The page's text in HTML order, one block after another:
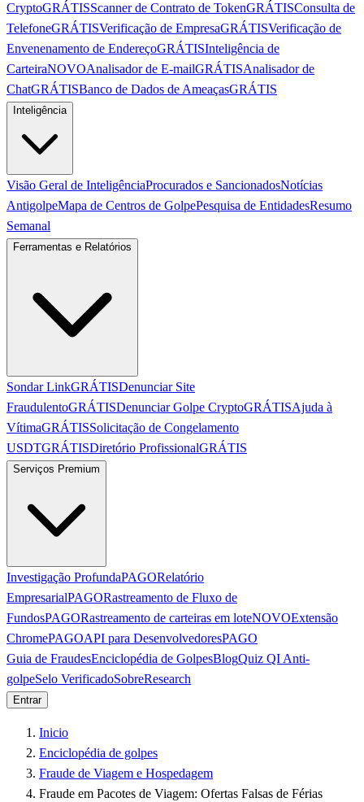
CryptoGRÁTISScanner de Contrato de TokenGRÁTISConsulta de
TelefoneGRÁTISVerificação de EmpresaGRÁTISVerificação de
Envenenamento de EndereçoGRÁTISInteligência de
CarteiraNOVOAnalisador de E-mailGRÁTISAnalisador de
ChatGRÁTISBanco de Dados de AmeaçasGRÁTIS
Inteligência
Visão Geral de InteligênciaProcurados e SancionadosNotícias
AntigolpeMapa de Centros de GolpePesquisa de EntidadesResumo
Semanal
Ferramentas e Relatórios
Sondar LinkGRÁTISDenunciar Site
FraudulentoGRÁTISDenunciar Golpe CryptoGRÁTISAjuda à
VítimaGRÁTISSolicitação de Congelamento
USDTGRÁTISDiretório ProfissionalGRÁTIS
Serviços Premium
Investigação ProfundaPAGORelatório
EmpresarialPAGORastreamento de Fluxo de
FundosPAGORastreamento de carteiras em loteNOVOExtensão
ChromePAGOAPI para DesenvolvedoresPAGO
Guia de FraudesEnciclopédia de GolpesBlogQuiz QI Anti-
golpeSelo VerificadoSobreResearch
Entrar
Inicio
Enciclopédia de golpes
Fraude de Viagem e Hospedagem
Fraude em Pacotes de Viagem: Ofertas Falsas de Férias